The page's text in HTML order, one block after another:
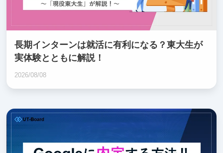
長期インターンは就活に有利になる？東大生が
実体験とともに解説！
2026/08/08